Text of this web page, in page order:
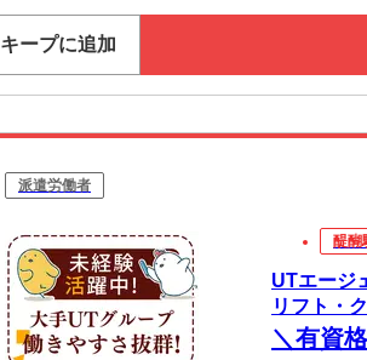
キープに追加
派遣労働者
醍醐
UTエージ
リフト・
＼有資